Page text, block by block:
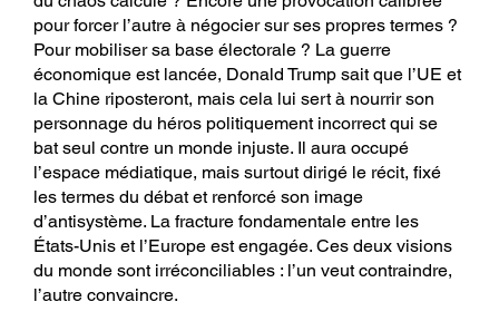
pour forcer l’autre à négocier sur ses propres termes ?
Pour mobiliser sa base électorale ? La guerre
économique est lancée, Donald Trump sait que l’UE et
la Chine riposteront, mais cela lui sert à nourrir son
personnage du héros politiquement incorrect qui se
bat seul contre un monde injuste. Il aura occupé
l’espace médiatique, mais surtout dirigé le récit, fixé
les termes du débat et renforcé son image
d’antisystème. La fracture fondamentale entre les
États-Unis et l’Europe est engagée. Ces deux visions
du monde sont irréconciliables : l’un veut contraindre,
l’autre convaincre.